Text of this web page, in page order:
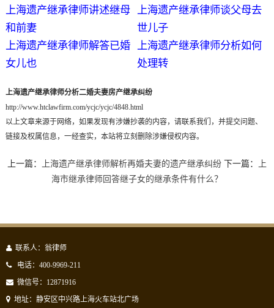
上海遗产继承律师讲述继母
和前妻
上海遗产继承律师谈父母去
世儿子
上海遗产继承律师解答已婚
女儿也
上海遗产继承律师分析如何
处理转
上海遗产继承律师分析二婚夫妻房产继承纠纷
http://www.htclawfirm.com/ycjc/ycjc/4848.html
以上文章来源于网络，如果发现有涉嫌抄袭的内容，请联系我们，并提交问题、
链接及权属信息，一经查实，本站将立刻删除涉嫌侵权内容。
上一篇： 上海遗产继承律师解析再婚夫妻的遗产继承纠纷下一篇：
上
海市继承律师回答继子女的继承条件有什么？
联系人：翁律师
电话：400-9969-211
微信号：12871916
地址：静安区中兴路上海火车站北广场